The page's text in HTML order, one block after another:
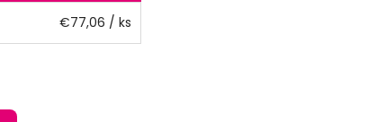
€77,06 / ks